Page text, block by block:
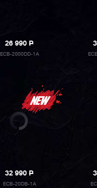
26 990P
ECB-2000DD-1A
32 990P
ECB-20DB-1A